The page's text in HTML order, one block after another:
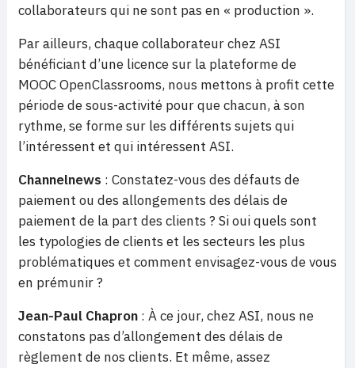
collaborateurs qui ne sont pas en « production ».
Par ailleurs, chaque collaborateur chez ASI
bénéficiant d’une licence sur la plateforme de
MOOC OpenClassrooms, nous mettons à profit cette
période de sous-activité pour que chacun, à son
rythme, se forme sur les différents sujets qui
l’intéressent et qui intéressent ASI.
Channelnews : Constatez-vous des défauts de
paiement ou des allongements des délais de
paiement de la part des clients ? Si oui quels sont
les typologies de clients et les secteurs les plus
problématiques et comment envisagez-vous de vous
en prémunir ?
Jean-Paul Chapron : À ce jour, chez ASI, nous ne
constatons pas d’allongement des délais de
règlement de nos clients. Et même, assez